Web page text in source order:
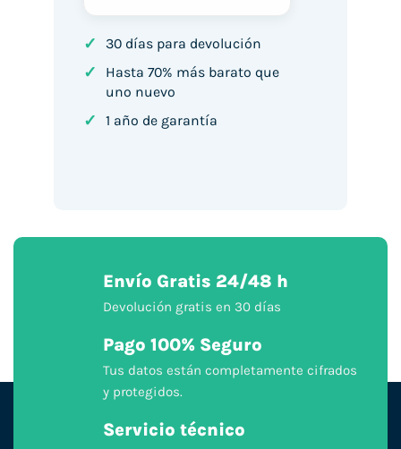
✓ 30 días para devolución
✓
Hasta 70% más barato que
uno nuevo
✓ 1 año de garantía
Envío Gratis 24/48 h
Devolución gratis en 30 días
Pago 100% Seguro
Tus datos están completamente cifrados
y protegidos.
Servicio técnico